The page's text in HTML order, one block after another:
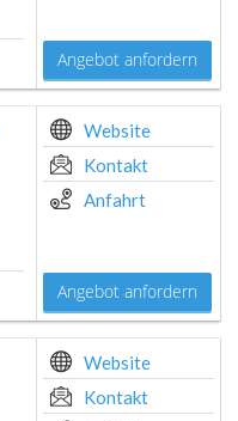
Angebot anfordern
Website
Kontakt
Anfahrt
Angebot anfordern
Website
Kontakt